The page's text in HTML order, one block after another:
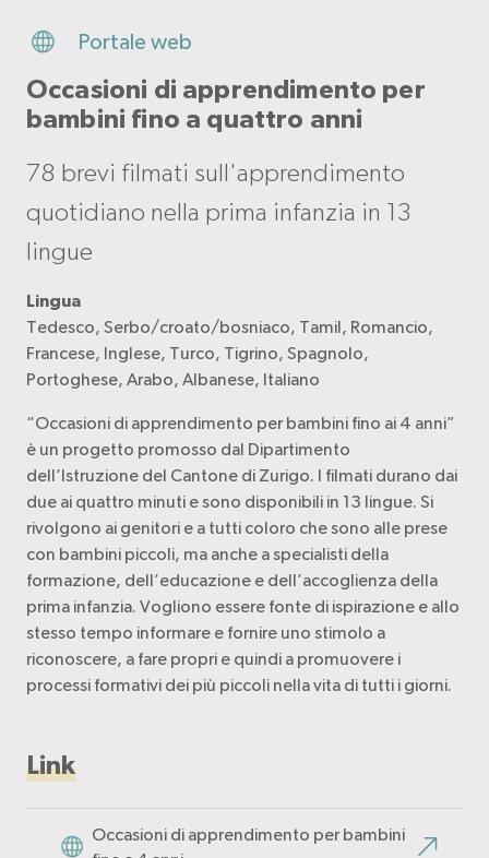
Portale web
Occasioni di apprendimento per
bambini fino a quattro anni
78 brevi filmati sull'apprendimento
quotidiano nella prima infanzia in 13
lingue
Lingua
Tedesco, Serbo/croato/bosniaco, Tamil, Romancio,
Francese, Inglese, Turco, Tigrino, Spagnolo,
Portoghese, Arabo, Albanese, Italiano
“Occasioni di apprendimento per bambini fino ai 4 anni”
è un progetto promosso dal Dipartimento
dell’Istruzione del Cantone di Zurigo. I filmati durano dai
due ai quattro minuti e sono disponibili in 13 lingue. Si
rivolgono ai genitori e a tutti coloro che sono alle prese
con bambini piccoli, ma anche a specialisti della
formazione, dell’educazione e dell’accoglienza della
prima infanzia. Vogliono essere fonte di ispirazione e allo
stesso tempo informare e fornire uno stimolo a
riconoscere, a fare propri e quindi a promuovere i
processi formativi dei più piccoli nella vita di tutti i giorni.
Link
Occasioni di apprendimento per bambini